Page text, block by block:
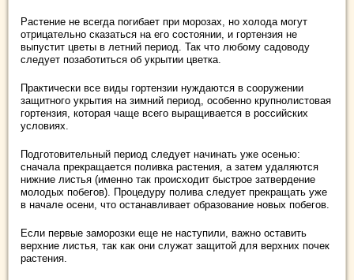
Растение не всегда погибает при морозах, но холода могут
отрицательно сказаться на его состоянии, и гортензия не
выпустит цветы в летний период. Так что любому садоводу
следует позаботиться об укрытии цветка.
Практически все виды гортензии нуждаются в сооружении
защитного укрытия на зимний период, особенно крупнолистовая
гортензия, которая чаще всего выращивается в российских
условиях.
Подготовительный период следует начинать уже осенью:
сначала прекращается поливка растения, а затем удаляются
нижние листья (именно так происходит быстрое затвердение
молодых побегов). Процедуру полива следует прекращать уже
в начале осени, что останавливает образование новых побегов.
Если первые заморозки еще не наступили, важно оставить
верхние листья, так как они служат защитой для верхних почек
растения.